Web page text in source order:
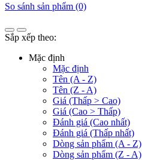
So sánh sản phẩm (0)
Sắp xếp theo:
Mặc định
Mặc định
Tên (A - Z)
Tên (Z - A)
Giá (Thấp > Cao)
Giá (Cao > Thấp)
Đánh giá (Cao nhất)
Đánh giá (Thấp nhất)
Dòng sản phẩm (A - Z)
Dòng sản phẩm (Z - A)